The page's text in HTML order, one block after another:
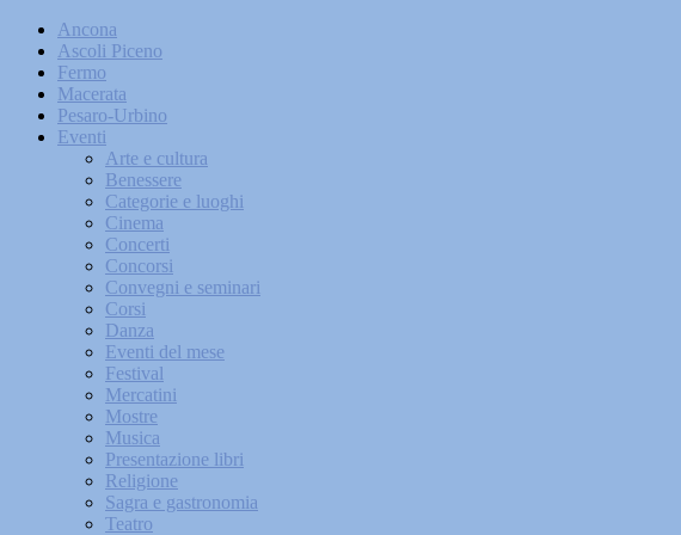
Ancona
Ascoli Piceno
Fermo
Macerata
Pesaro-Urbino
Eventi
Arte e cultura
Benessere
Categorie e luoghi
Cinema
Concerti
Concorsi
Convegni e seminari
Corsi
Danza
Eventi del mese
Festival
Mercatini
Mostre
Musica
Presentazione libri
Religione
Sagra e gastronomia
Teatro